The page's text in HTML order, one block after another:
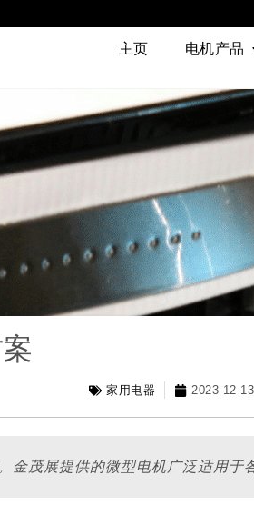
主页 电机产品
家用电器 2023-12-13
金茂展提供的微型电机广泛适用